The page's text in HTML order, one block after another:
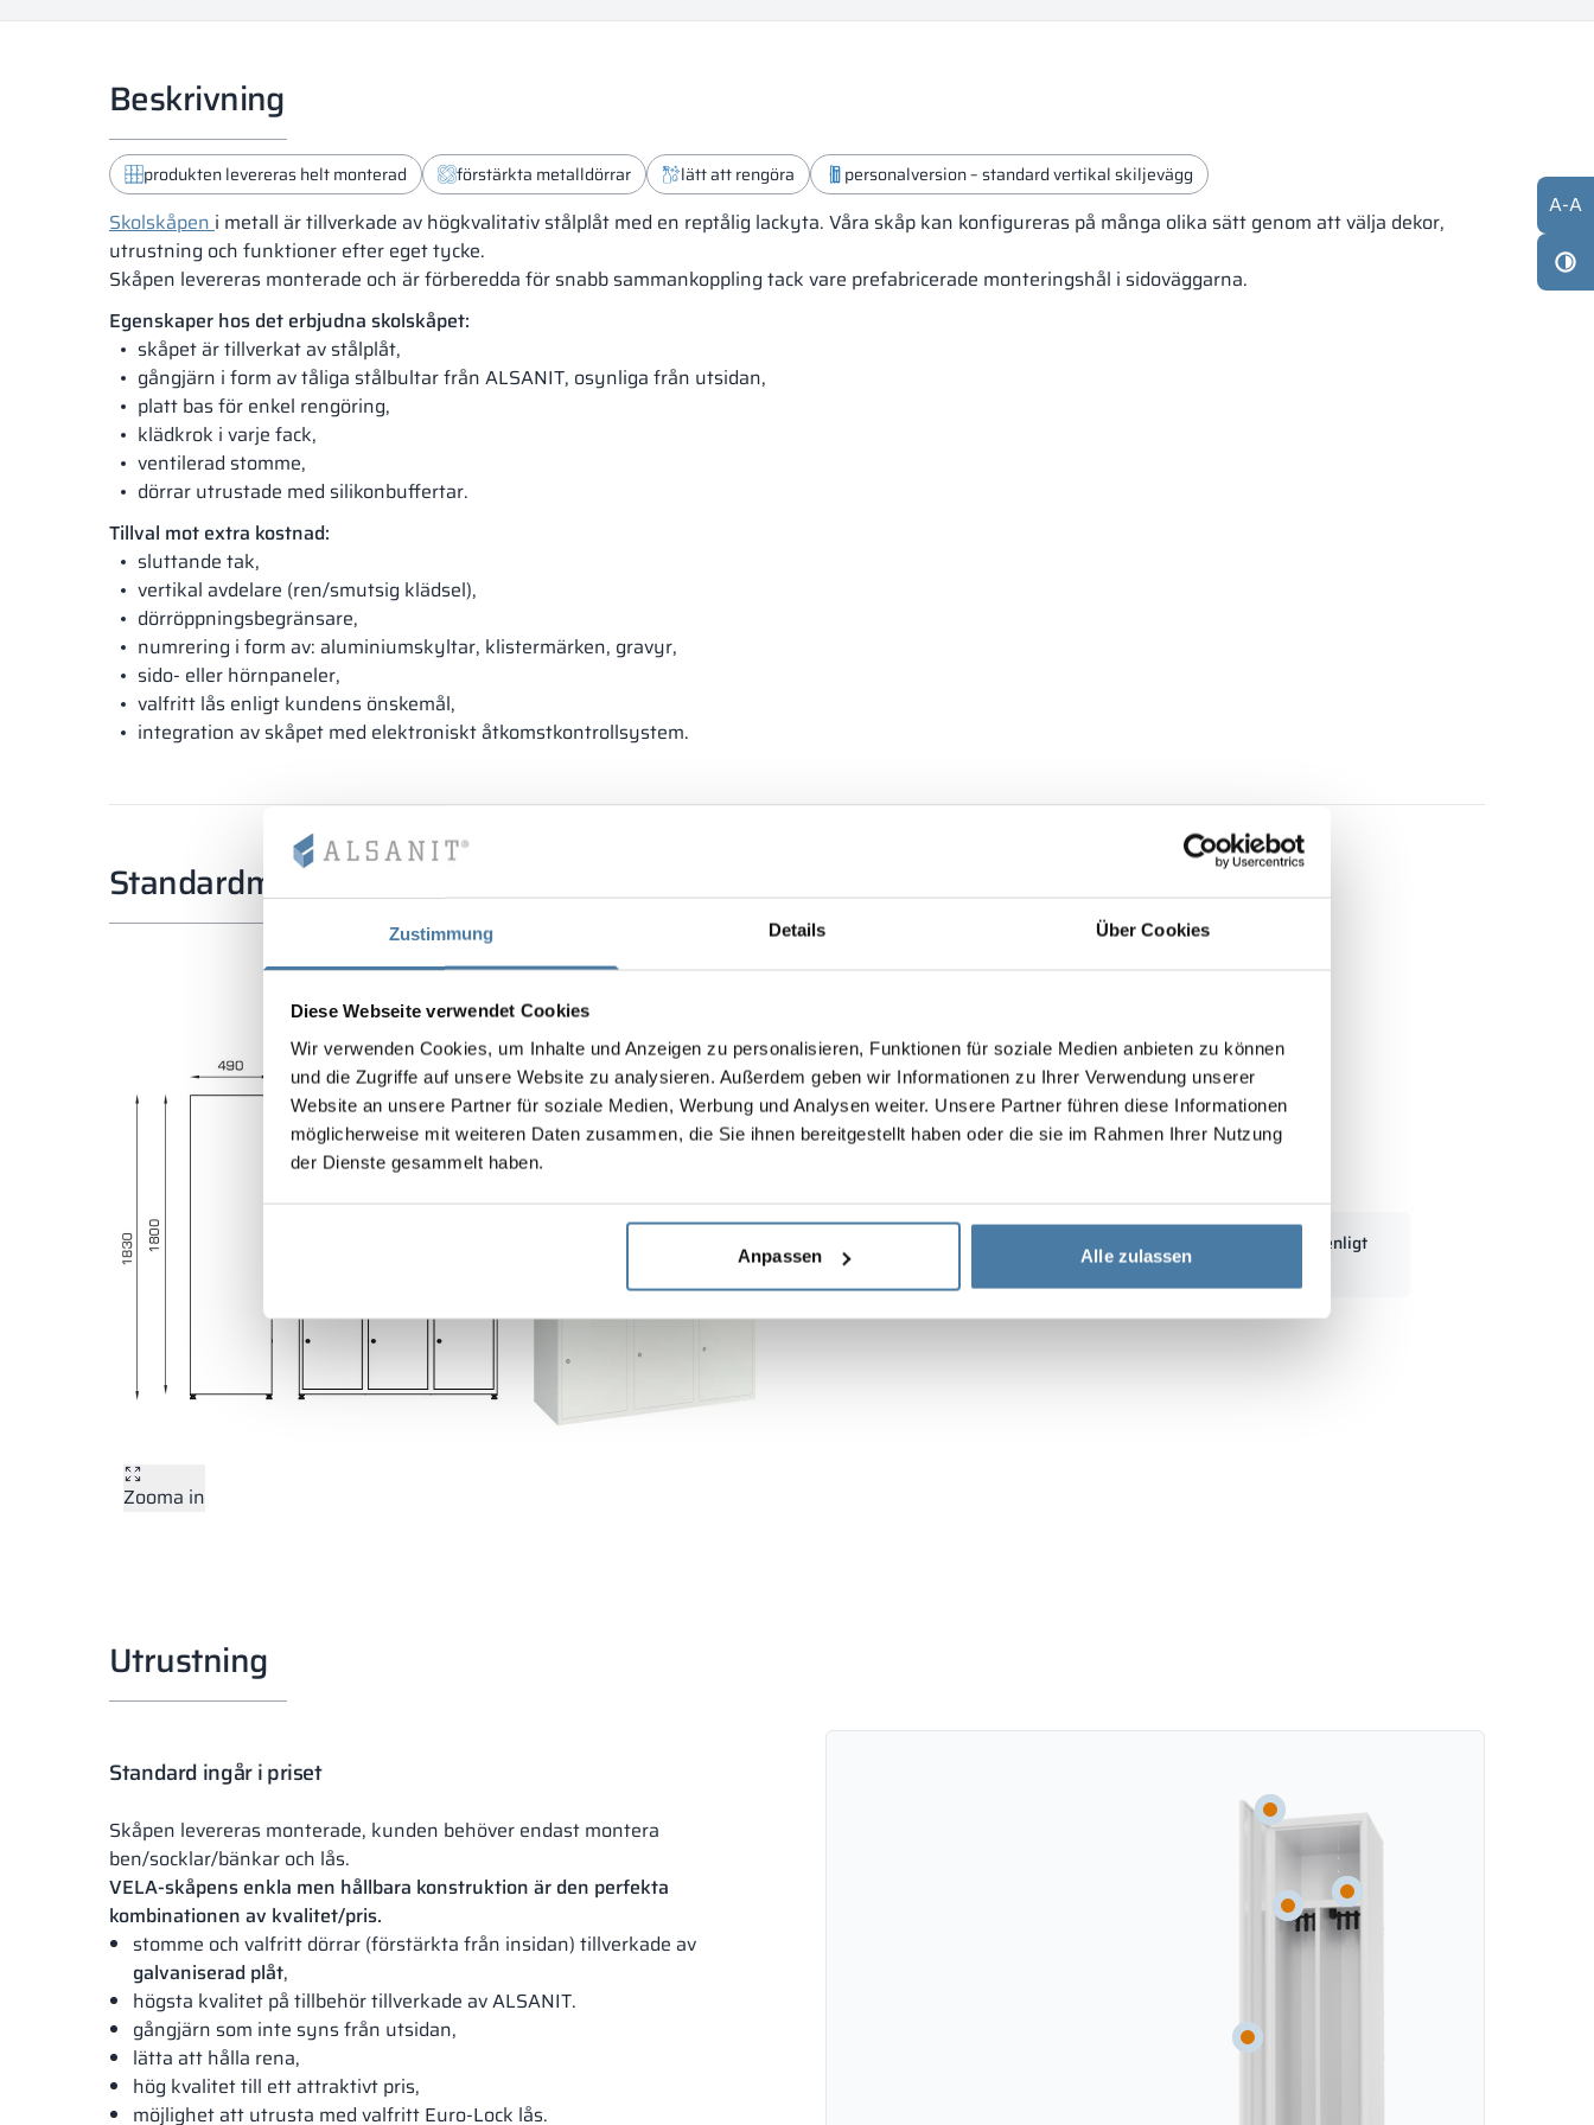
Zustimmung Details Über Cookies
Diese Webseite verwendet Cookies
Wir verwenden Cookies, um Inhalte und Anzeigen zu personalisieren, Funktionen für soziale Medien anbieten zu können
und die Zugriffe auf unsere Website zu analysieren. Außerdem geben wir Informationen zu Ihrer Verwendung unserer
Website an unsere Partner für soziale Medien, Werbung und Analysen weiter. Unsere Partner führen diese Informationen
möglicherweise mit weiteren Daten zusammen, die Sie ihnen bereitgestellt haben oder die sie im Rahmen Ihrer Nutzung
der Dienste gesammelt haben.
Anpassen Alle zulassen
Beskrivning
produkten levereras helt monterad förstärkta metalldörrar lätt att rengöra personalversion – standard vertikal skiljevägg
Skolskåpen i metall är tillverkade av högkvalitativ stålplåt med en reptålig lackyta. Våra skåp kan konfigureras på många olika sätt genom att välja dekor,
utrustning och funktioner efter eget tycke.
Skåpen levereras monterade och är förberedda för snabb sammankoppling tack vare prefabricerade monteringshål i sidoväggarna.
Egenskaper hos det erbjudna skolskåpet:
skåpet är tillverkat av stålplåt,
gångjärn i form av tåliga stålbultar från ALSANIT, osynliga från utsidan,
platt bas för enkel rengöring,
klädkrok i varje fack,
ventilerad stomme,
dörrar utrustade med silikonbuffertar.
Tillval mot extra kostnad:
sluttande tak,
vertikal avdelare (ren/smutsig klädsel),
dörröppningsbegränsare,
numrering i form av: aluminiumskyltar, klistermärken, gravyr,
sido- eller hörnpaneler,
valfritt lås enligt kundens önskemål,
integration av skåpet med elektroniskt åtkomstkontrollsystem.
Standardmått
Zooma in
Metallskåp för skolan med fack 1200/1800 - 18433
Stomhöjd:1800 mm
Sektionsbredd:
Djup:490 mm
Standardmått kan modifieras enligt
kundens behov
Utrustning
Standard ingår i priset
Skåpen levereras monterade, kunden behöver endast montera
ben/socklar/bänkar och lås.
VELA-skåpens enkla men hållbara konstruktion är den perfekta
kombinationen av kvalitet/pris.
stomme och valfritt dörrar (förstärkta från insidan) tillverkade av
galvaniserad plåt,
högsta kvalitet på tillbehör tillverkade av ALSANIT.
gångjärn som inte syns från utsidan,
lätta att hålla rena,
hög kvalitet till ett attraktivt pris,
möjlighet att utrusta med valfritt Euro-Lock lås.
A-A